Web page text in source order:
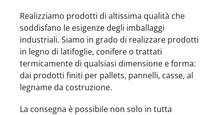
Realizziamo prodotti di altissima qualità che
soddisfano le esigenze degli imballaggi
industriali. Siamo in grado di realizzare prodotti
in legno di latifoglie, conifere o trattati
termicamente di qualsiasi dimensione e forma:
dai prodotti finiti per pallets, pannelli, casse, al
legname da costruzione.
La consegna è possibile non solo in tutta